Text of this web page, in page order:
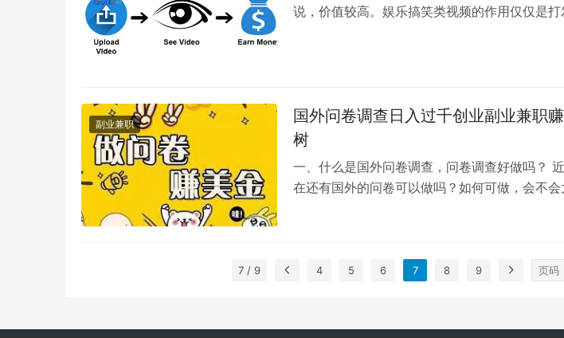
说，价值较高。娱乐搞笑类视频的作用仅仅是
副业兼职
国外问卷调查日入过千创业副业兼职
树
一、什么是国外问卷调查，问卷调查好做吗？
在还有国外的问卷可以做吗？如何可做，会不
7 / 9 4 5 6 7 8 9